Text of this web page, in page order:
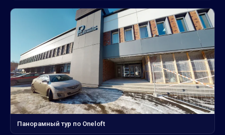
Панорамный тур по Oneloft